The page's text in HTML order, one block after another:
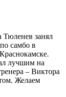
занял
самбо в
лучшим на
– Виктора
Желаем